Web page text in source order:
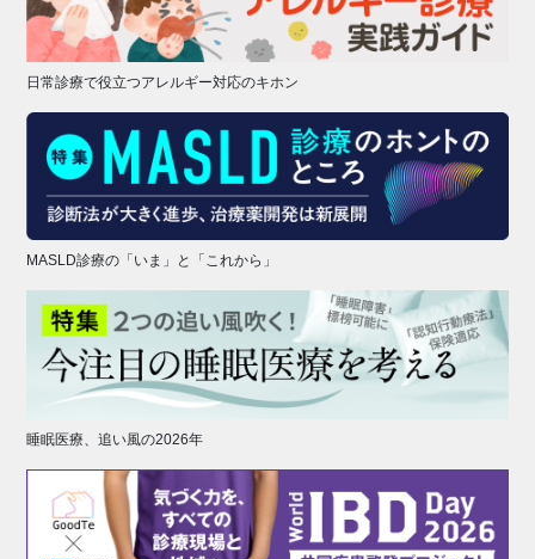
日常診療で役立つアレルギー対応のキホン
MASLD診療の「いま」と「これから」
睡眠医療、追い風の2026年